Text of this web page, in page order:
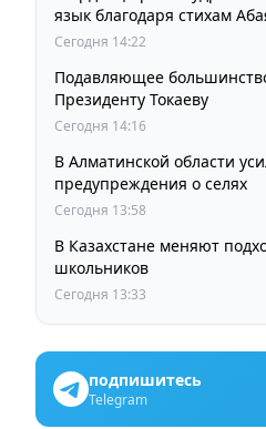
язык благодаря стихам
Сегодня 14:22
Подавляющее
Президенту Токаеву
Сегодня 14:16
В Алматинской области
предупреждения о селях
Сегодня 13:58
В Казахстане меняют
школьников
Сегодня 13:33
подпишитесь
Telegram